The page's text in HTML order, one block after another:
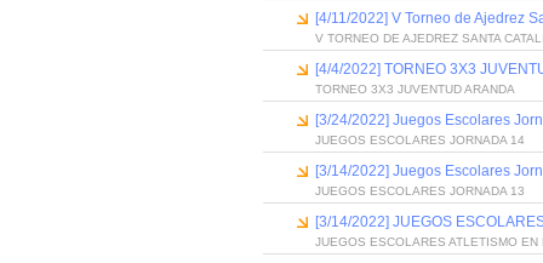
[4/11/2022] V Torneo de Ajedrez
V TORNEO DE AJEDREZ SANTA
[4/4/2022] TORNEO 3X3
TORNEO 3X3 JUVENTUD ARANDA
[3/24/2022] Juegos Escolares
JUEGOS ESCOLARES JORNADA 14
[3/14/2022] Juegos Escolares
JUEGOS ESCOLARES JORNADA 13
[3/14/2022] JUEGOS
JUEGOS ESCOLARES ATLETISMO EN